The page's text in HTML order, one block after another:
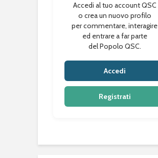
Accedi al tuo account QSC
o crea un nuovo profilo
per commentare, interagire
ed entrare a far parte
del Popolo QSC.
Accedi
Registrati